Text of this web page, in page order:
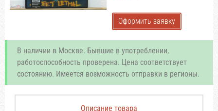
Оформить заявку
В наличии в Москве. Бывшие в употреблении,
работоспособность проверена. Цена соответствует
состоянию. Имеется возможность отправки в регионы.
Описание товара